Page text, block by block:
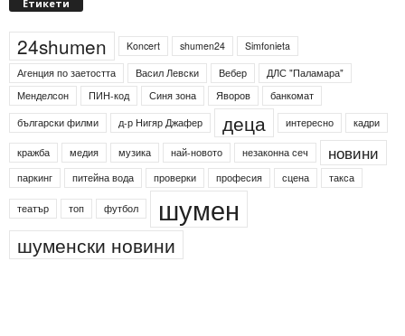
Етикети
24shumen Koncert shumen24
Simfonieta
Агенция по заетостта
Васил Левски Вебер
ДЛС "Паламара"
Менделсон
ПИН-код Синя зона Яворов
банкомат
български филми
д-р Нигяр Джафер деца интересно кадри
кражба медия музика най-новото незаконна сеч новини
паркинг питейна вода проверки професия сцена такса
театър топ футбол шумен
шуменски новини